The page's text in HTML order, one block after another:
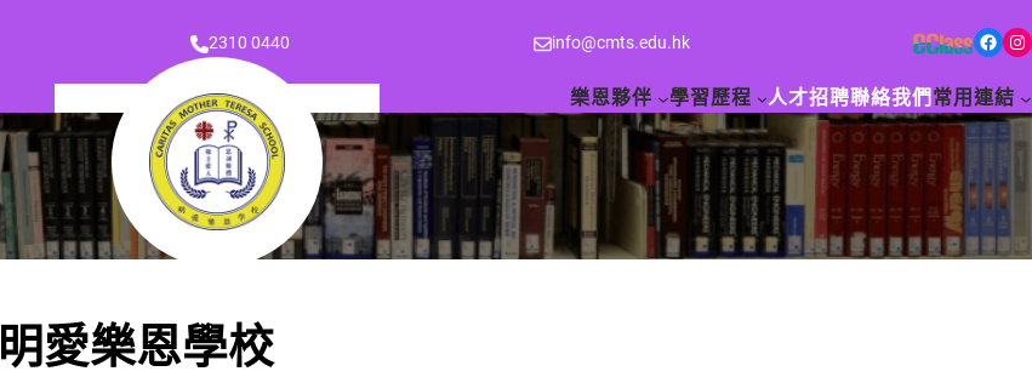
2310 0440 info@cmts.edu.hk Facebook Instagram
樂恩夥伴 學習歷程 人才招聘聯絡我們 常用連結
明愛樂恩學校